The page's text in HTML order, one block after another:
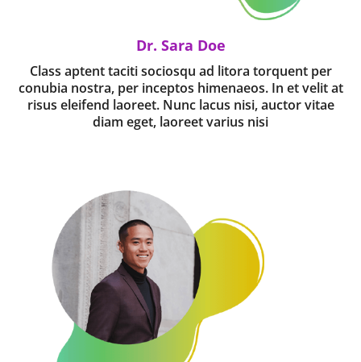
Dr. Sara Doe
Class aptent taciti sociosqu ad litora torquent per
conubia nostra, per inceptos himenaeos. In et velit at
risus eleifend laoreet. Nunc lacus nisi, auctor vitae
diam eget, laoreet varius nisi